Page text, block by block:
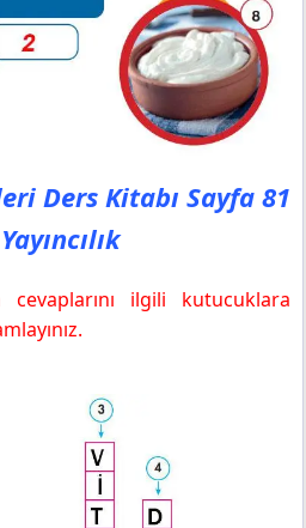
Ders Kitabı Sayfa 81
cevaplarını ilgili kutucuklara